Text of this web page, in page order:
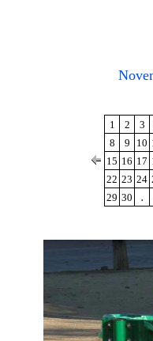
1 2 3
8
9 10
15 16 17
22 23 24
29 30 .